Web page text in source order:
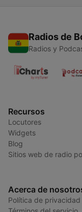
Radios de
Radios y
Recursos
Locutores
Widgets
Blog
Sitios web de radio
Acerca de
Política de privacidad